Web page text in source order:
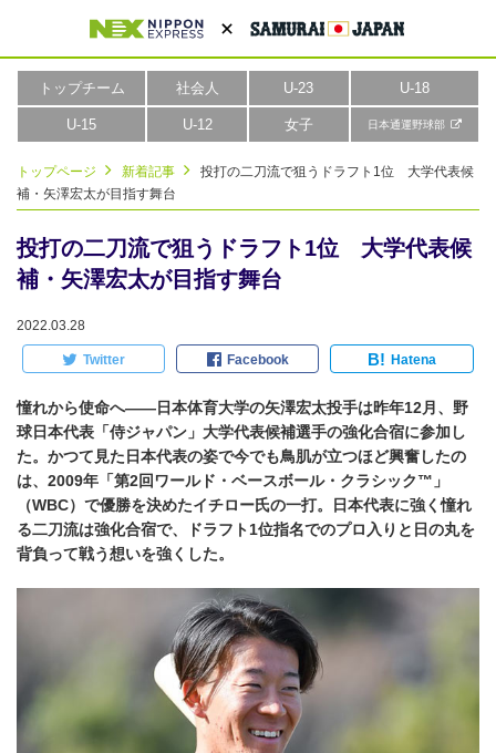
トップチーム 社会人 U-23 U-18
U-15 U-12 女子 日本通運野球部
トップページ 新着記事
投打の二刀流で狙うドラフト1位 大学代表候
補・矢澤宏太が目指す舞台
投打の二刀流で狙うドラフト1位 大学代表候
補・矢澤宏太が目指す舞台
2022.03.28
Twitter Facebook B! Hatena
憧れから使命へ――日本体育大学の矢澤宏太投手は昨年12月、野
球日本代表「侍ジャパン」大学代表候補選手の強化合宿に参加し
た。かつて見た日本代表の姿で今でも鳥肌が立つほど興奮したの
は、2009年「第2回ワールド・ベースボール・クラシック™」
（WBC）で優勝を決めたイチロー氏の一打。日本代表に強く憧れ
る二刀流は強化合宿で、ドラフト1位指名でのプロ入りと日の丸を
背負って戦う想いを強くした。